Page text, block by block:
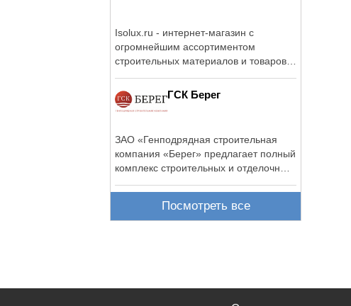
Isolux.ru - интернет-магазин с
огромнейшим ассортиментом
строительных материалов и товаров
ГСК Берег
ЗАО «Генподрядная строительная
компания «Берег» предлагает полный
комплекс строительных и отделочных
Посмотреть все